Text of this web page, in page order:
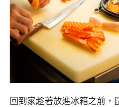
回到家趁著放進冰箱之前，